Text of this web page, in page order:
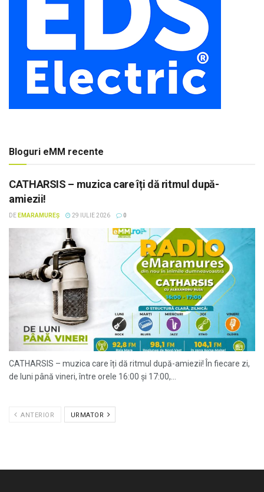
Bloguri eMM recente
CATHARSIS – muzica care îți dă ritmul după-
amiezii!
DE EMARAMUREȘ 29 IULIE 2026 0
CATHARSIS – muzica care îți dă ritmul după-amiezii! În fiecare zi,
de luni până vineri, între orele 16:00 și 17:00,...
ANTERIOR URMATOR